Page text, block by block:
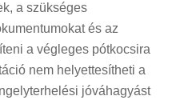
a szükséges
és az
a végleges pótkocsira
nem helyettesítheti a
jóváhagyást